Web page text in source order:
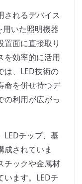
されるデバイス
用いた照明機器
置面に直接取り
を効率的に活用
は、LED技術の
命を併せ持つデ
の利用が広がっ
LEDチップ、基
成されていま
チックや金属材
います。LEDチ